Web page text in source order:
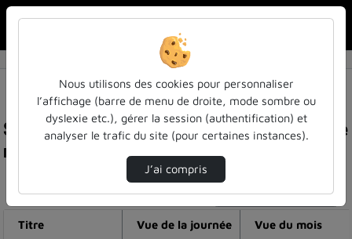
Statistiques de visualisation de la vidéo Usinage
robotisé iut gmp metz.mp4
Modifier la période de visualisation
Titre Vue de la journée Vue du mois
Nous utilisons des cookies pour personnaliser
l’affichage (barre de menu de droite, mode sombre ou
dyslexie etc.), gérer la session (authentification) et
analyser le trafic du site (pour certaines instances).
J’ai compris